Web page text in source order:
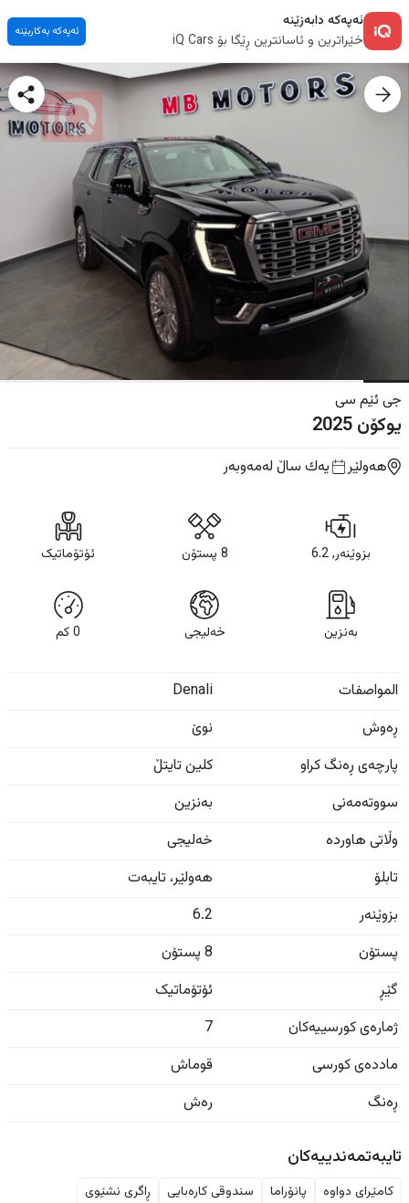
ئەپەکە دابەزێنە
خێراترین و ئاسانترین ڕێگا بۆ iQ Cars
ئەپەکە بەکاربێنە
جی ئێم سی
یوکۆن2025
هەولێر یه‌ك ساڵ لەمەوبەر
بزوێنەر, 6.2 8 پستۆن ئۆتۆماتیک
بەنزین خەلیجی 0كم
المواصفات
Denali
ڕەوش
نوێ
پارچەی ڕەنگ کراو
کلین تایتڵ
سووتەمەنی
بەنزین
وڵاتی هاوردە
خەلیجی
تابلۆ
هەولێر، تایبەت
بزوێنەر
6.2
پستۆن
8 پستۆن
گێڕ
ئۆتۆماتیک
ژمارەی کورسییەکان
7
ماددەی کورسی
قوماش
ڕەنگ
رەش
تایبەتمەندییەکان
کامێرای دواوە پانۆراما سندوقی کارەبایی
ڕاگری نشێوی